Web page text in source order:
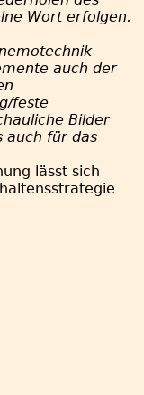
Wort erfolgen.
auch der
feste
Bilder
auch für das
lässt sich